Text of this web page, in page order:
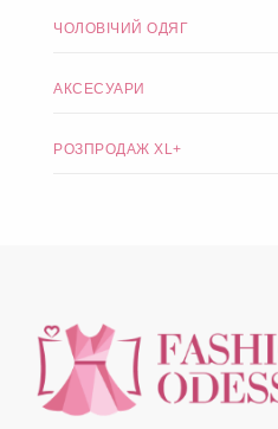
ЧОЛОВІЧИЙ ОДЯГ
АКСЕСУАРИ
РОЗПРОДАЖ XL+